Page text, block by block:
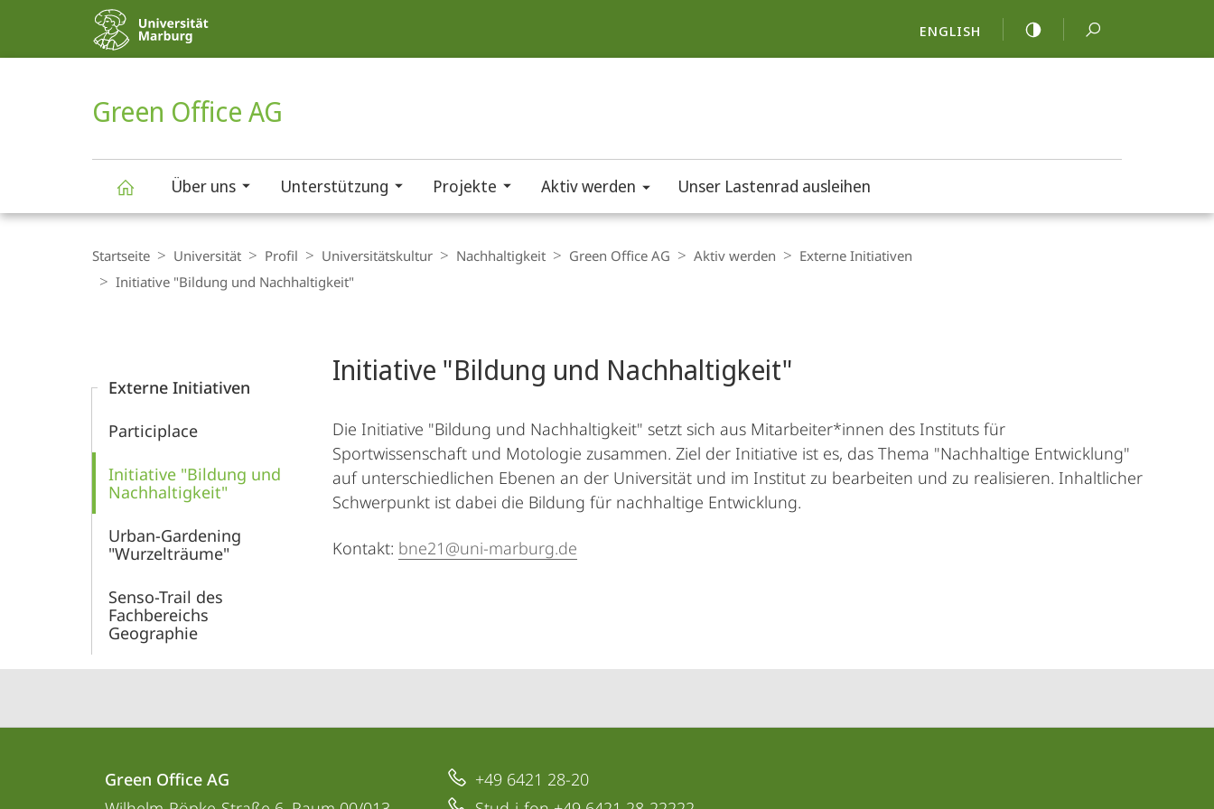
ENGLISH
HIGH-CONTRAST VERSION
SUCHE UND SUCHERGEBNIS
Green Office AG
Office
Über uns Unterstützung Projekte Aktiv werden Unser Lastenrad ausleihen
Navigation
Startseite Universität Profil Universitäts­kultur Nachhaltigkeit Green Office AG Aktiv werden
Externe Initiativen
Initiative "Bildung und Nachhaltigkeit"
Externe Initiativen
Participlace
Initiative "Bildung und
Nachhaltigkeit"
Urban-Gardening
"Wurzelträume"
Senso-Trail des
Fachbereichs
Geographie
Initiative "Bildung und Nachhaltigkeit"
Die Initiative "Bildung und Nachhaltigkeit" setzt sich aus Mitarbeiter*innen des Instituts für
Sportwissenschaft und Motologie zusammen. Ziel der Initiative ist es, das Thema "Nachhaltige Entwicklung"
auf unterschiedlichen Ebenen an der Universität und im Institut zu bearbeiten und zu realisieren. Inhaltlicher
Schwerpunkt ist dabei die Bildung für nachhaltige Entwicklung.
Kontakt: bne21@uni-marburg.de
Kontaktinformationen
Green
Green Office AG
+49 6421 28-20